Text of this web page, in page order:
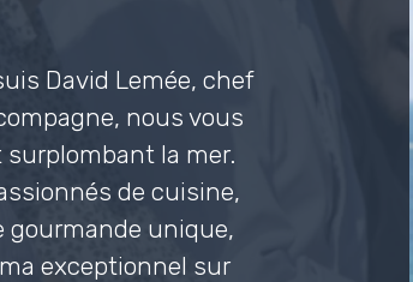
David Lemée, chef
nous vous
la mer.
de cuisine,
gourmande unique,
exceptionnel sur